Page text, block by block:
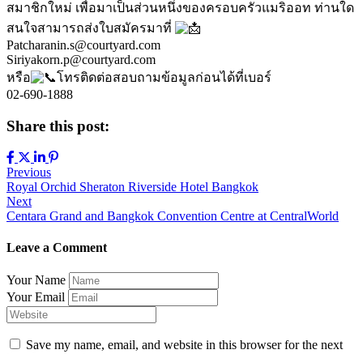
สมาชิกใหม่ เพื่อมาเป็นส่วนหนึ่งของครอบครัวแมริออท ท่านใด
สนใจสามารถส่งใบสมัครมาที่
Patcharanin.s@courtyard.com
Siriyakorn.p@courtyard.com
หรือ
โทรติดต่อสอบถามข้อมูลก่อนได้ที่เบอร์
02-690-1888
Share this post:
Previous
Royal Orchid Sheraton Riverside Hotel Bangkok
Next
Centara Grand and Bangkok Convention Centre at CentralWorld
Leave a Comment
Your Name
Your Email
Save my name, email, and website in this browser for the next